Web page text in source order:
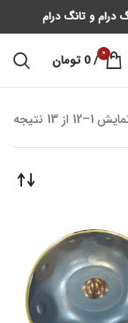
درام و تانگ درام
0
/
0 تومان
1–12 از 13 نتیجه